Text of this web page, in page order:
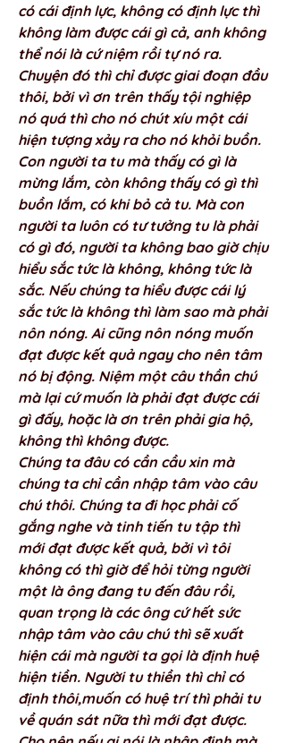
có cái định lực, không có định lực thì
không làm được cái gì cả, anh không
thể nói là cứ niệm rồi tự nó ra.
Chuyện đó thì chỉ được giai đoạn đầu
thôi, bởi vì ơn trên thấy tội nghiệp
nó quá thì cho nó chút xíu một cái
hiện tượng xảy ra cho nó khỏi buồn.
Con người ta tu mà thấy có gì là
mừng lắm, còn không thấy có gì thì
buồn lắm, có khi bỏ cả tu. Mà con
người ta luôn có tư tưởng tu là phải
có gì đó, người ta không bao giờ chịu
hiểu sắc tức là không, không tức là
sắc. Nếu chúng ta hiểu được cái lý
sắc tức là không thì làm sao mà phải
nôn nóng. Ai cũng nôn nóng muốn
đạt được kết quả ngay cho nên tâm
nó bị động. Niệm một câu thần chú
mà lại cứ muốn là phải đạt được cái
gì đấy, hoặc là ơn trên phải gia hộ,
không thì không được.
Chúng ta đâu có cần cầu xin mà
chúng ta chỉ cần nhập tâm vào câu
chú thôi. Chúng ta đi học phải cố
gắng nghe và tinh tiến tu tập thì
mới đạt được kết quả, bởi vì tôi
không có thì giờ để hỏi từng người
một là ông đang tu đến đâu rồi,
quan trọng là các ông cứ hết sức
nhập tâm vào câu chú thì sẽ xuất
hiện cái mà người ta gọi là định huệ
hiện tiền. Người tu thiền thì chỉ có
định thôi,muốn có huệ trí thì phải tu
về quán sát nữa thì mới đạt được.